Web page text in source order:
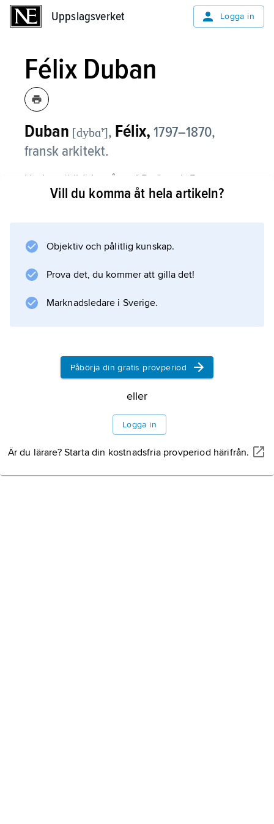
Uppslagsverket Logga in
Félix Duban
Duban [dybɑ̃ʹ], Félix, 1797–1870,
fransk arkitekt.
Under utbildningsåren i Paris och Rom
utvecklade Duban en visionär ambition, som
av äldre anläggningar: École des Beaux-Arts
Fontainebleau.
Vill du komma åt hela artikeln?
Objektiv och pålitlig kunskap.
Prova det, du kommer att gilla det!
Marknadsledare i Sverige.
Påbörja din gratis provperiod
eller
Logga in
Är du lärare? Starta din kostnadsfria provperiod härifrån.